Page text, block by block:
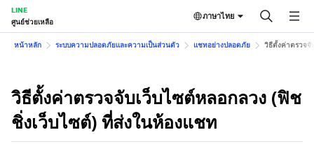
LINE
ศูนย์ช่วยเหลือ
ภาษาไทย
หน้าหลัก ระบบความปลอดภัยและความเป็นส่วนตัว แชทอย่างปลอดภัย วิธีตั้งค่าตรวจจั
วิธีตั้งค่าตรวจจับเว็บไซต์หลอกลวง (ฟิช
ชิ่งเว็บไซต์) ที่ส่งในห้องแชท